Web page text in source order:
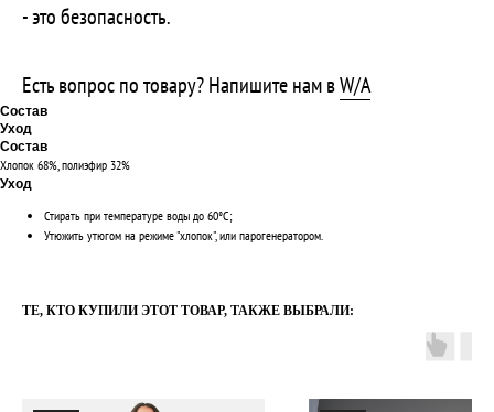
- это безопасность.
Есть вопрос по товару? Напишите нам вW/A
Состав
Уход
Состав
Хлопок 68%, полиэфир 32%
Уход
Стирать при температуре воды до 60°C;
Утюжить утюгом на режиме "хлопок", или парогенератором.
ТЕ, КТО КУПИЛИ ЭТОТ ТОВАР, ТАКЖЕ ВЫБРАЛИ: